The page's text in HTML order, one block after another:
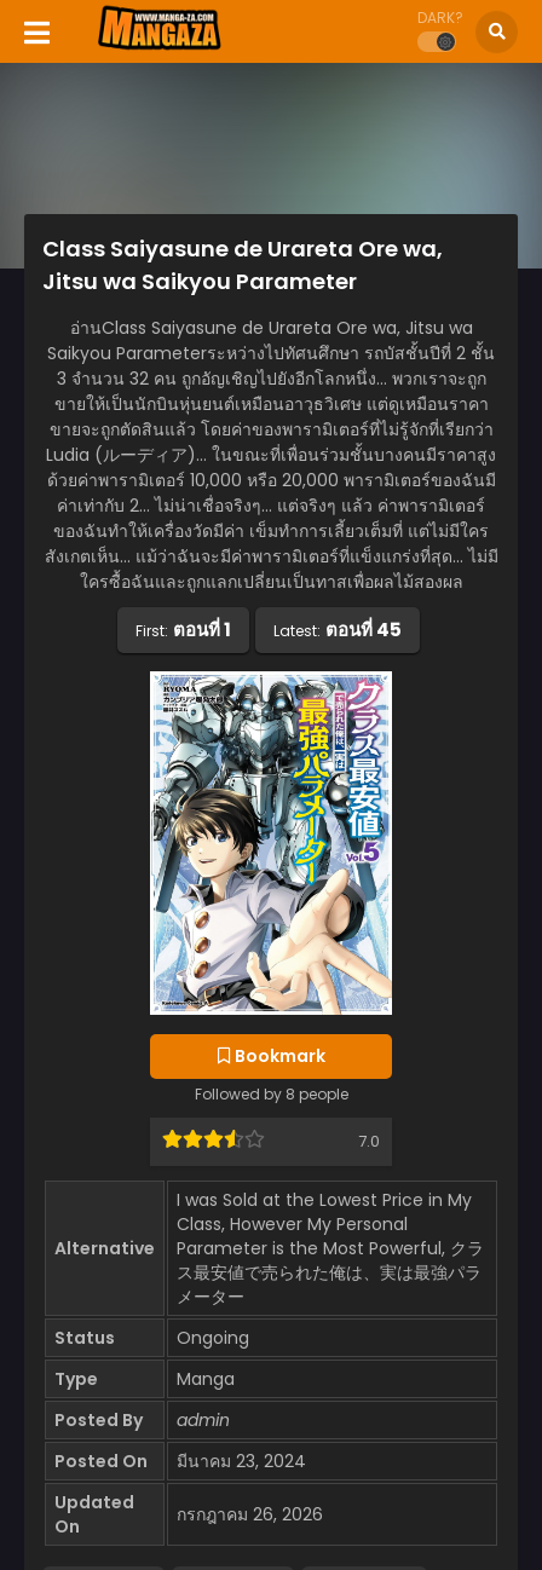
DARK?
Class Saiyasune de Urareta Ore wa,
Jitsu wa Saikyou Parameter
อ่านClass Saiyasune de Urareta Ore wa, Jitsu wa
Saikyou Parameterระหว่างไปทัศนศึกษา รถบัสชั้นปีที่ 2 ชั้น
3 จำนวน 32 คน ถูกอัญเชิญไปยังอีกโลกหนึ่ง… พวกเราจะถูก
ขายให้เป็นนักบินหุ่นยนต์เหมือนอาวุธวิเศษ แต่ดูเหมือนราคา
ขายจะถูกตัดสินแล้ว โดยค่าของพารามิเตอร์ที่ไม่รู้จักที่เรียกว่า
Ludia (ルーディア)… ในขณะที่เพื่อนร่วมชั้นบางคนมีราคาสูง
ด้วยค่าพารามิเตอร์ 10,000 หรือ 20,000 พารามิเตอร์ของฉันมี
ค่าเท่ากับ 2… ไม่น่าเชื่อจริงๆ… แต่จริงๆ แล้ว ค่าพารามิเตอร์
ของฉันทำให้เครื่องวัดมีค่า เข็มทำการเลี้ยวเต็มที่ แต่ไม่มีใคร
สังเกตเห็น… แม้ว่าฉันจะมีค่าพารามิเตอร์ที่แข็งแกร่งที่สุด… ไม่มี
ใครซื้อฉันและถูกแลกเปลี่ยนเป็นทาสเพื่อผลไม้สองผล
First: ตอนที่ 1 Latest: ตอนที่ 45
Bookmark
Followed by 8 people
7.0
Alternative
I was Sold at the Lowest Price in My
Class, However My Personal
Parameter is the Most Powerful, クラ
ス最安値で売られた俺は、実は最強パラ
メーター
Status
Ongoing
Type
Manga
Posted By
admin
Posted On
มีนาคม 23, 2024
Updated
On
กรกฎาคม 26, 2026